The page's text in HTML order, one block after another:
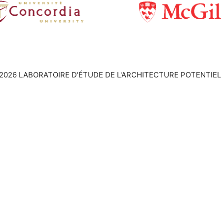
LABORATOIRE D'ÉTUDE DE L'ARCHITECTURE